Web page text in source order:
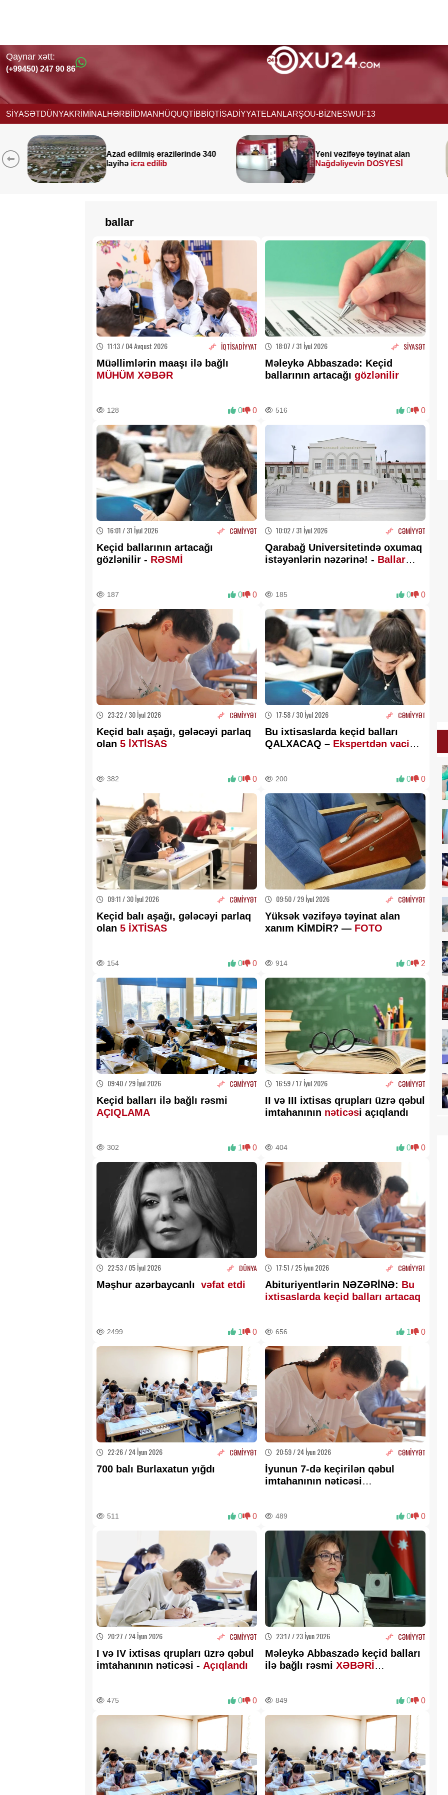
Qaynar xətt:
(+99450) 247 90 86
SİYASƏTDÜNYAKRİMİNAL HƏRBİİDMANHÜQUQTİBBİQTİSADİYYATELANLARŞOU-BİZNESWUF13
340
Yeni vəzifəyə təyinat alan
Nağdəliyevin DOSYESİ
PrezidentSƏRƏNCAM
İMZALADI
ballar
11:13 / 04 Avqust 2026 İQTİSADİYYAT
Müəllimlərin maaşı ilə bağlı
MÜHÜM XƏBƏR
128 0 0
18:07 / 31 İyul 2026 SİYASƏT
Məleykə Abbaszadə: Keçid
ballarının artacağı gözlənilir
516 0 0
16:01 / 31 İyul 2026 CƏMİYYƏT
Keçid ballarının artacağı
gözlənilir - RƏSMİ
187 0 0
10:02 / 31 İyul 2026 CƏMİYYƏT
Qarabağ Universitetində oxumaq
istəyənlərin nəzərinə! - Ballar
185 0 0
23:22 / 30 İyul 2026 CƏMİYYƏT
Keçid balı aşağı, gələcəyi parlaq
olan 5 İXTİSAS
382 0 0
17:58 / 30 İyul 2026 CƏMİYYƏT
Bu ixtisaslarda keçid balları
QALXACAQ – Ekspertdən vacib
200 0 0
09:11 / 30 İyul 2026 CƏMİYYƏT
Keçid balı aşağı, gələcəyi parlaq
olan5 İXTİSAS
154 0 0
09:50 / 29 İyul 2026 CƏMİYYƏT
Yüksək vəzifəyə təyinat alan
xanım KİMDİR? — FOTO
914 0 2
09:40 / 29 İyul 2026 CƏMİYYƏT
Keçid balları ilə bağlı rəsmi
AÇIQLAMA
302 1 0
16:59 / 17 İyul 2026 CƏMİYYƏT
II və III ixtisas qrupları üzrə qəbul
imtahanının nəticəsi açıqlandı
404 0 0
22:53 / 05 İyul 2026 DÜNYA
Məşhur azərbaycanlı vəfat etdi
2499 1 0
17:51 / 25 İyun 2026 CƏMİYYƏT
Abituriyentlərin NƏZƏRİNƏ: Bu
ixtisaslarda keçid balları artacaq
656 1 0
22:26 / 24 İyun 2026 CƏMİYYƏT
700 balı Burlaxatun yığdı
511 0 0
20:59 / 24 İyun 2026 CƏMİYYƏT
İyunun 7-də keçirilən qəbul
imtahanının nəticəsi
489 0 0
20:27 / 24 İyun 2026 CƏMİYYƏT
I və IV ixtisas qrupları üzrə qəbul
imtahanının nəticəsi - Açıqlandı
475 0 0
23:17 / 23 İyun 2026 CƏMİYYƏT
Məleykə Abbaszadə keçid balları
ilə bağlı rəsmi XƏBƏRİ
849 0 0